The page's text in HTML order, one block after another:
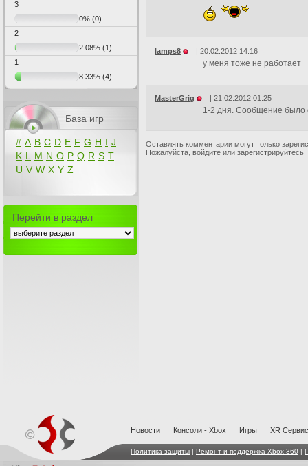
3
0% (0)
2
2.08% (1)
1
8.33% (4)
База игр
# A B C D E F G H I J
K L M N O P Q R S T
U V W X Y Z
Перейти в раздел
lamps8 | 20.02.2012 14:16
у меня тоже не работает
MasterGrig | 21.02.2012 01:25
1-2 дня. Сообщение было
Оставлять комментарии могут только
Пожалуйста, войдите или зарегистрируйтесь
Новости Консоли - Xbox Игры XR
Политика защиты | Ремонт и поддержка Xbox 360 |